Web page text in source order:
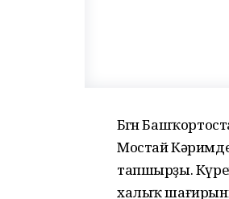
Бөгөн
Мостай
тапшырҙы.
халыҡ